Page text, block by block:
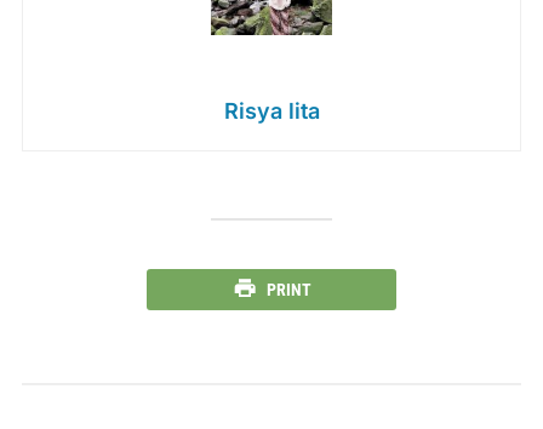
Risya lita
PRINT